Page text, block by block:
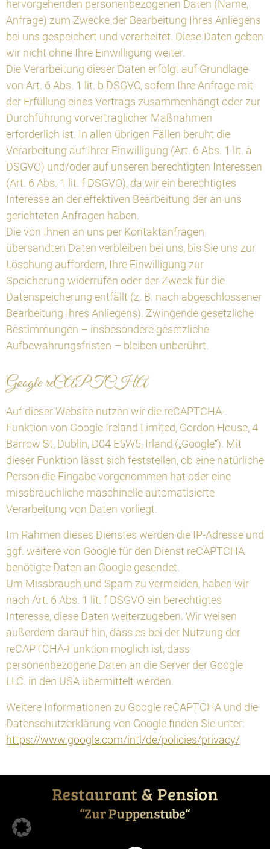
hervorgehenden personenbezogenen Daten (Name,
Anfrage) zum Zwecke der Bearbeitung Ihres Anliegens
bei uns gespeichert und verarbeitet. Diese Daten geben
wir nicht ohne Ihre Einwilligung weiter.
Die Verarbeitung dieser Daten erfolgt auf Grundlage
von Art. 6 Abs. 1 lit. b DSGVO, sofern Ihre Anfrage mit
der Erfüllung eines Vertrags zusammenhängt oder zur
Durchführung vorvertraglicher Maßnahmen
erforderlich ist. In allen übrigen Fällen beruht die
Verarbeitung auf Ihrer Einwilligung (Art. 6 Abs. 1 lit. a
DSGVO) und/oder auf unseren berechtigten Interessen
(Art. 6 Abs. 1 lit. f DSGVO), da wir ein berechtigtes
Interesse an der effektiven Bearbeitung der an uns
gerichteten Anfragen haben.
Die von Ihnen an uns per Kontaktanfragen
übersandten Daten verbleiben bei uns, bis Sie uns zur
Löschung auffordern, Ihre Einwilligung zur
Speicherung widerrufen oder der Zweck für die
Datenspeicherung entfällt (z. B. nach abgeschlossener
Bearbeitung Ihres Anliegens). Zwingende gesetzliche
Bestimmungen – insbesondere gesetzliche
Aufbewahrungsfristen – bleiben unberührt.
Google reCAPTCHA
Auf dieser Website nutzen wir die reCAPTCHA-
Funktion von Google Ireland Limited, Gordon House, 4
Barrow St, Dublin, D04 E5W5, Irland („Google“). Mit
dieser Funktion lässt sich feststellen, ob eine natürliche
Person die Eingabe vorgenommen hat oder eine
missbräuchliche maschinelle automatisierte
Verarbeitung von Daten vorliegt.
Im Rahmen dieses Dienstes werden die IP-Adresse und
ggf. weitere von Google für den Dienst reCAPTCHA
benötigte Daten an Google gesendet.
Um Missbrauch und Spam zu vermeiden, haben wir
nach Art. 6 Abs. 1 lit. f DSGVO ein berechtigtes
Interesse, diese Daten weiterzugeben. Wir weisen
außerdem darauf hin, dass es bei der Nutzung der
reCAPTCHA-Funktion möglich ist, dass
personenbezogene Daten an die Server der Google
LLC. in den USA übermittelt werden.
Weitere Informationen zu Google reCAPTCHA und die
Datenschutzerklärung von Google finden Sie unter:
https://www.google.com/intl/de/­policies/privacy/